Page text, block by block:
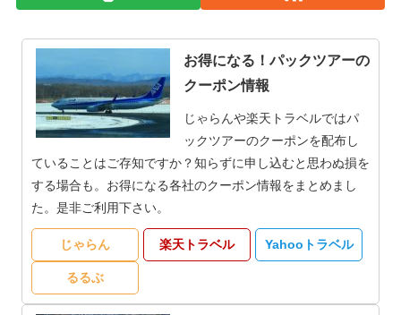
お得になる！パックツアーの
クーポン情報
じゃらんや楽天トラベルではパ
ックツアーのクーポンを配布し
ていることはご存知ですか？知らずに申し込むと思わぬ損を
する場合も。お得になる各社のクーポン情報をまとめまし
た。是非ご利用下さい。
じゃらん 楽天トラベル Yahooトラベル
るるぶ